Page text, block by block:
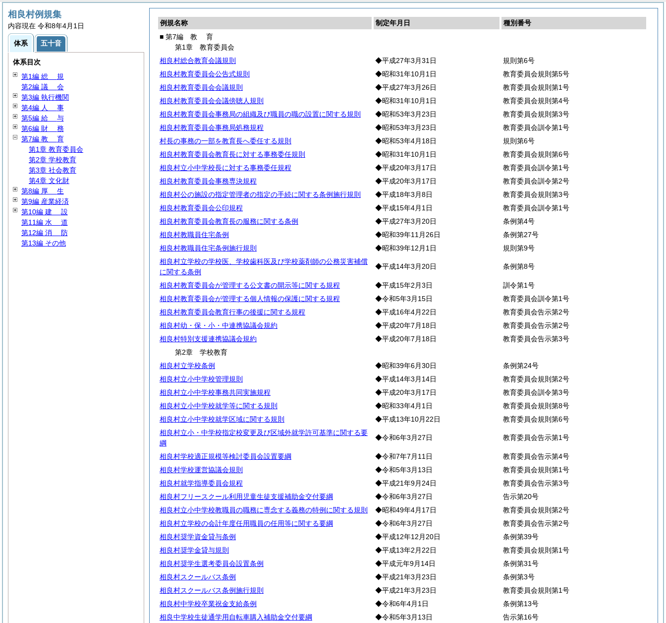
例規名称 制定年月日
種別番号
■ 第7編 教 育
第1章 教育委員会
相良村総合教育会議規則
◆平成27年3月31日
規則第6号
相良村教育委員会公告式規則
◆昭和31年10月1日
教育委員会規則第5号
相良村教育委員会会議規則
◆平成27年3月26日
教育委員会規則第1号
相良村教育委員会会議傍聴人規則
◆昭和31年10月1日
教育委員会規則第4号
相良村教育委員会事務局の組織及び職員の職の設置に関する規則
◆昭和53年3月23日
教育委員会規則第3号
相良村教育委員会事務局処務規程
◆昭和53年3月23日
教育委員会訓令第1号
村長の事務の一部を教育長へ委任する規則
◆昭和53年4月18日
規則第6号
相良村教育委員会教育長に対する事務委任規則
◆昭和31年10月1日
教育委員会規則第6号
相良村立小中学校長に対する事務委任規程
◆平成20年3月17日
教育委員会訓令第1号
相良村教育委員会事務専決規程
◆平成20年3月17日
教育委員会訓令第2号
相良村公の施設の指定管理者の指定の手続に関する条例施行規則
◆平成18年3月8日
教育委員会規則第3号
相良村教育委員会公印規程
◆平成15年4月1日
教育委員会訓令第1号
相良村教育委員会教育長の服務に関する条例
◆平成27年3月20日
条例第4号
相良村教職員住宅条例
◆昭和39年11月26日
条例第27号
相良村教職員住宅条例施行規則
◆昭和39年12月1日
規則第9号
相良村立学校の学校医、学校歯科医及び学校薬剤師の公務災害補償
に関する条例
◆平成14年3月20日 条例第8号
相良村教育委員会が管理する公文書の開示等に関する規程 ◆平成15年2月3日
訓令第1号
相良村教育委員会が管理する個人情報の保護に関する規程
◆令和5年3月15日
教育委員会訓令第1号
相良村教育委員会教育行事の後援に関する規程
◆平成16年4月22日
教育委員会告示第2号
相良村幼・保・小・中連携協議会規約
◆平成20年7月18日
教育委員会告示第2号
相良村特別支援連携協議会規約
◆平成20年7月18日
教育委員会告示第3号
第2章 学校教育
相良村立学校条例
◆昭和39年6月30日
条例第24号
相良村立小中学校管理規則
◆平成14年3月14日
教育委員会規則第2号
相良村立小中学校事務共同実施規程
◆平成20年3月17日
教育委員会訓令第3号
相良村立小中学校就学等に関する規則
◆昭和33年4月1日
教育委員会規則第8号
相良村立小中学校就学区域に関する規則
◆平成13年10月22日
教育委員会規則第6号
相良村立小・中学校指定校変更及び区域外就学許可基準に関する要
綱
◆令和6年3月27日 教育委員会告示第1号
相良村学校適正規模等検討委員会設置要綱 ◆令和7年7月11日
教育委員会告示第4号
相良村学校運営協議会規則
◆令和5年3月13日
教育委員会規則第1号
相良村就学指導委員会規程
◆平成21年9月24日
教育委員会告示第3号
相良村フリースクール利用児童生徒支援補助金交付要綱
◆令和6年3月27日
告示第20号
相良村立小中学校教職員の職務に専念する義務の特例に関する規則
◆昭和49年4月17日
教育委員会規則第2号
相良村立学校の会計年度任用職員の任用等に関する要綱
◆令和6年3月27日
教育委員会告示第2号
相良村奨学資金貸与条例
◆平成12年12月20日
条例第39号
相良村奨学金貸与規則
◆平成13年2月22日
教育委員会規則第1号
相良村奨学生選考委員会設置条例
◆平成元年9月14日
条例第31号
相良村スクールバス条例
◆平成21年3月23日
条例第3号
相良村スクールバス条例施行規則
◆平成21年3月23日
教育委員会規則第1号
相良村中学校卒業祝金支給条例
◆令和6年4月1日
条例第13号
相良中学校生徒通学用自転車購入補助金交付要綱
◆令和5年3月13日
告示第16号
相良村例規集
内容現在 令和8年4月1日
体系 五十音
体系目次
第1編 総 規
第2編 議 会
第3編 執行機関
第4編 人 事
第5編 給 与
第6編 財 務
第7編 教 育
第1章 教育委員会
第2章 学校教育
第3章 社会教育
第4章 文化財
第8編 厚 生
第9編 産業経済
第10編 建 設
第11編 水 道
第12編 消 防
第13編 その他